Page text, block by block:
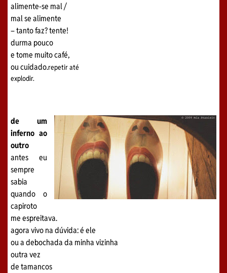
alimente-se mal /
mal se alimente
– tanto faz? tente!
durma pouco
e tome muito café,
ou cuidado.repetir até
explodir.
de um
inferno ao
outro
antes eu
sempre
sabia
quando o
capiroto
me espreitava.
agora vivo na dúvida: é ele
ou a debochada da minha vizinha
outra vez
de tamancos